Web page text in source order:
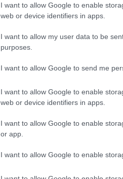
I want to allow Google to enable
web or device identifiers in apps.
I want to allow my user data to be
purposes.
I want to allow Google to send me
I want to allow Google to enable
web or device identifiers in apps.
I want to allow Google to enable
or app.
I want to allow Google to enable